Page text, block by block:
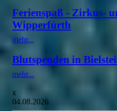
Ferienspaß - Zirkus-
Wipperfürth
mehr...
Blutspenden in
mehr...
x
04.08.2026